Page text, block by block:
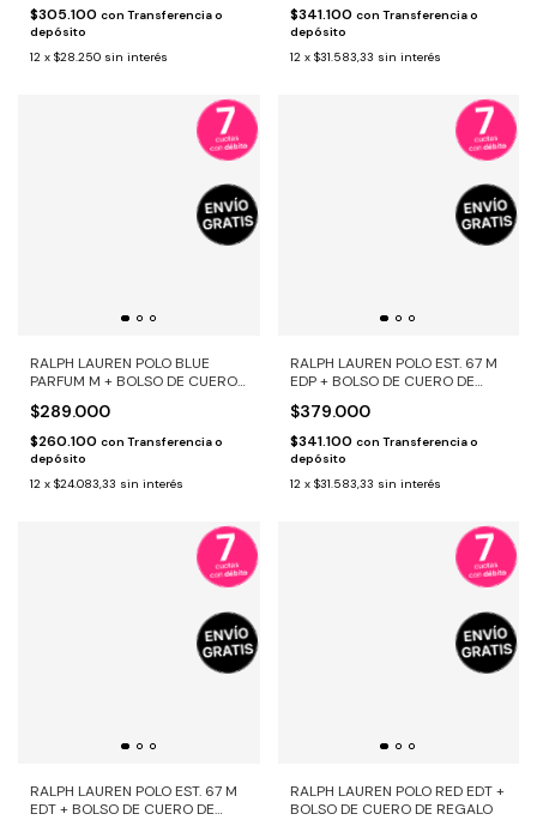
$305.100 con Transferencia o
depósito
12 x $28.250 sin interés
$341.100 con Transferencia o
depósito
12 x $31.583,33 sin interés
RALPH LAUREN POLO BLUE
PARFUM M + BOLSO DE CUERO
$289.000
$260.100 con Transferencia o
depósito
12 x $24.083,33 sin interés
RALPH LAUREN POLO EST. 67 M
EDP + BOLSO DE CUERO DE
$379.000
$341.100 con Transferencia o
depósito
12 x $31.583,33 sin interés
RALPH LAUREN POLO EST. 67 M
EDT + BOLSO DE CUERO DE
RALPH LAUREN POLO RED EDT +
BOLSO DE CUERO DE REGALO